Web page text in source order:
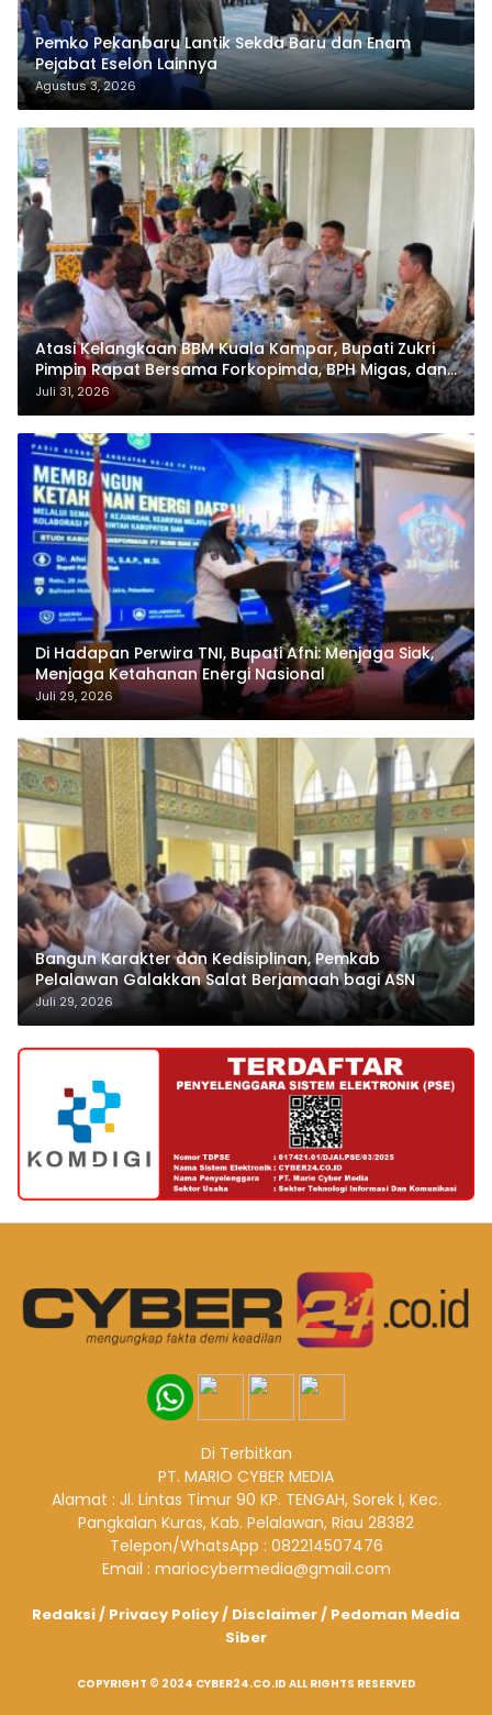
Pemko Pekanbaru Lantik Sekda Baru dan Enam
Pejabat Eselon Lainnya
Agustus 3, 2026
Atasi Kelangkaan BBM Kuala Kampar, Bupati Zukri
Pimpin Rapat Bersama Forkopimda, BPH Migas, dan
Pertamina
Juli 31, 2026
Di Hadapan Perwira TNI, Bupati Afni: Menjaga Siak,
Menjaga Ketahanan Energi Nasional
Juli 29, 2026
Bangun Karakter dan Kedisiplinan, Pemkab
Pelalawan Galakkan Salat Berjamaah bagi ASN
Juli 29, 2026
Di Terbitkan
PT. MARIO CYBER MEDIA
Alamat : Jl. Lintas Timur 90 KP. TENGAH, Sorek I, Kec.
Pangkalan Kuras, Kab. Pelalawan, Riau 28382
Telepon/WhatsApp : 082214507476
Email : mariocybermedia@gmail.com
Redaksi/ Privacy Policy/ Disclaimer/ Pedoman Media
Siber
COPYRIGHT © 2024 CYBER24.CO.ID ALL RIGHTS RESERVED